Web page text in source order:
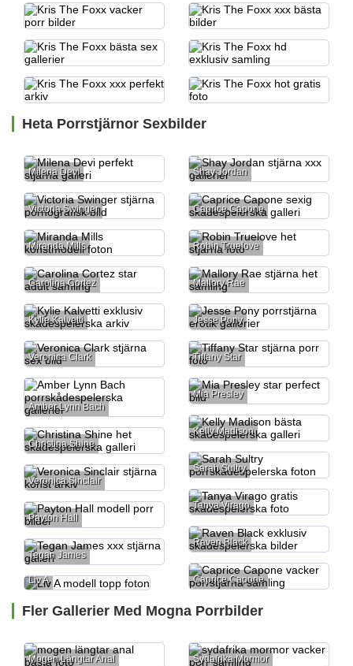
Heta Porrstjärnor Sexbilder
Milena Devi Shay Jordan
Victoria Swinger Caprice Capone
Miranda Mills Robin Truelove
Carolina Cortez Mallory Rae
Kylie Kalvetti Jesse Pony
Veronica Clark Tiffany Star
Amber Lynn Bach
Mia Presley
Kelly Madison
Christina Shine
Sarah Sultry
Veronica Sinclair
Tanya Virago
Payton Hall
Raven Black
Tegan James
Caprice Capone
Liv A
Fler Gallerier Med Mogna Porrbilder
Mogen Längtar Anal Sydafrika Mormor